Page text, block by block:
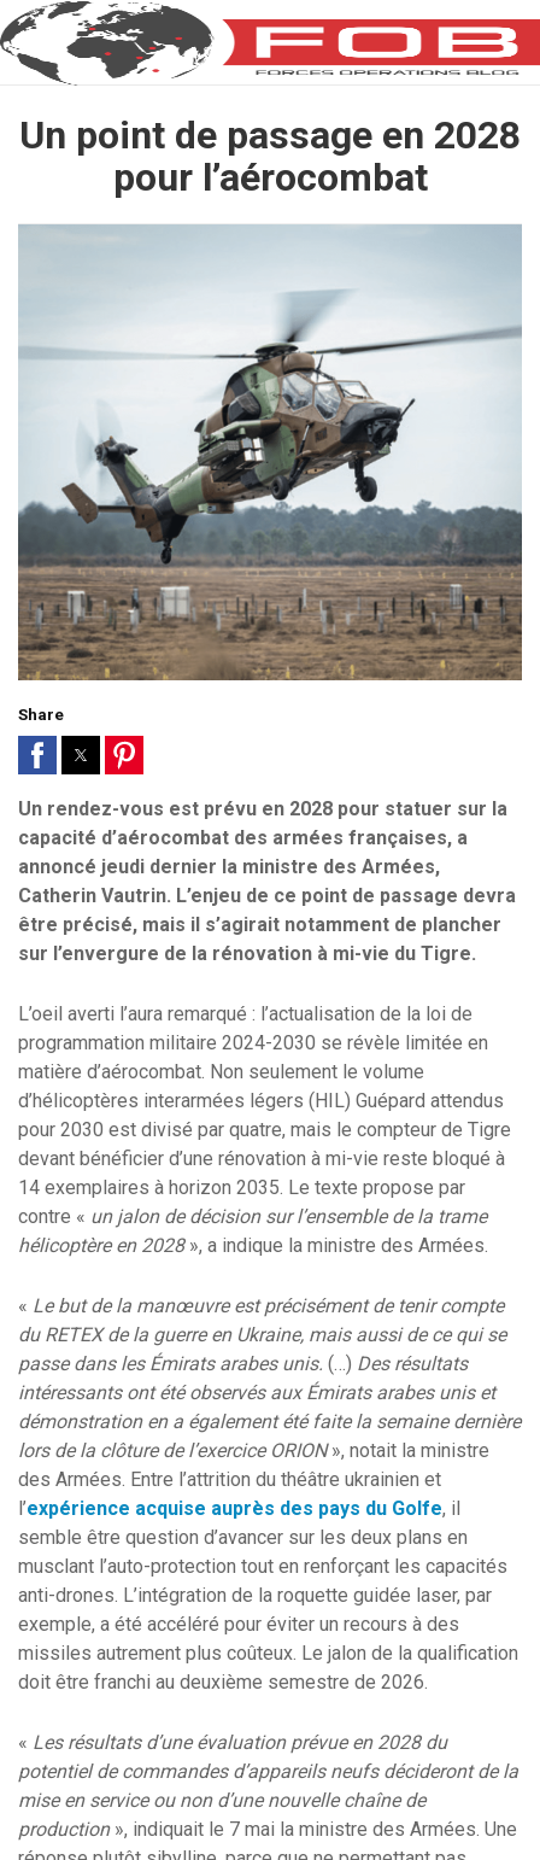
Un point de passage en 2028
pour l’aérocombat
Share
Un rendez-vous est prévu en 2028 pour statuer sur la
capacité d’aérocombat des armées françaises, a
annoncé jeudi dernier la ministre des Armées,
Catherin Vautrin. L’enjeu de ce point de passage devra
être précisé, mais il s’agirait notamment de plancher
sur l’envergure de la rénovation à mi-vie du Tigre.
L’oeil averti l’aura remarqué : l’actualisation de la loi de
programmation militaire 2024-2030 se révèle limitée en
matière d’aérocombat. Non seulement le volume
d’hélicoptères interarmées légers (HIL) Guépard attendus
pour 2030 est divisé par quatre, mais le compteur de Tigre
devant bénéficier d’une rénovation à mi-vie reste bloqué à
14 exemplaires à horizon 2035. Le texte propose par
contre « un jalon de décision sur l’ensemble de la trame
hélicoptère en 2028», a indique la ministre des Armées.
« Le but de la manœuvre est précisément de tenir compte
du RETEX de la guerre en Ukraine, mais aussi de ce qui se
passe dans les Émirats arabes unis. (…) Des résultats
intéressants ont été observés aux Émirats arabes unis et
démonstration en a également été faite la semaine dernière
lors de la clôture de l’exercice ORION», notait la ministre
des Armées. Entre l’attrition du théâtre ukrainien et
l’expérience acquise auprès des pays du Golfe, il
semble être question d’avancer sur les deux plans en
musclant l’auto-protection tout en renforçant les capacités
anti-drones. L’intégration de la roquette guidée laser, par
exemple, a été accéléré pour éviter un recours à des
missiles autrement plus coûteux. Le jalon de la qualification
doit être franchi au deuxième semestre de 2026.
« Les résultats d’une évaluation prévue en 2028 du
potentiel de commandes d’appareils neufs décideront de la
mise en service ou non d’une nouvelle chaîne de
production», indiquait le 7 mai la ministre des Armées. Une